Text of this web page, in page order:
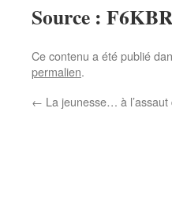
Source :
Ce contenu a été publié
permalien.
← La jeunesse… à